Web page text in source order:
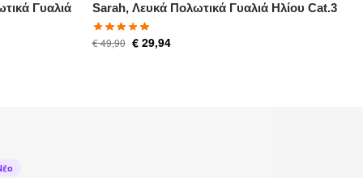
Γυαλιά Sarah, Λευκά Πολωτικά Γυαλιά Ηλίου Cat.3
€49,90 €29,94